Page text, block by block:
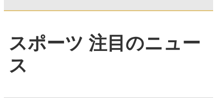
スポーツ 注目のニュー
ス